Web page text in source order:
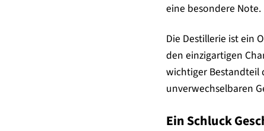
eine besondere Note.
Die Destillerie ist ein
den einzigartigen
wichtiger Bestandteil
unverwechselbaren
Ein Schluck